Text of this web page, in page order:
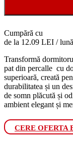
Cumpără cu
de la 12.09 LEI / lună
Transformă
pat din percalle cu
superioară, creată
durabilitatea și un
de somn plăcută și
ambient elegant și
CERE OFERTA